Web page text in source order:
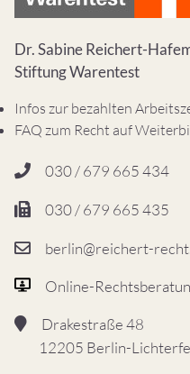
Dr. Sabine Reichert-
Stiftung Warentest
Infos zur bezahlten
FAQ zum Recht auf
030 / 679 665 434
030 / 679 665 435
berlin@reichert-
Online-
Drakestraße 48
12205 Berlin-